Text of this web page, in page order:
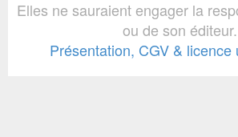
Elles ne sauraient engager la
ou de son éditeur.
Présentation, CGV & licence